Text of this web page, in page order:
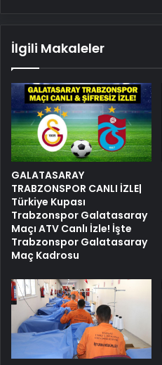
İlgili Makaleler
GALATASARAY
TRABZONSPOR CANLI İZLE|
Türkiye Kupası
Trabzonspor Galatasaray
Maçı ATV Canlı İzle! İşte
Trabzonspor Galatasaray
Maç Kadrosu